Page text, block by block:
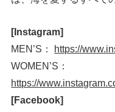
[Instagram]
MEN’S： https://
WOMEN’S：
https://
[Facebook]